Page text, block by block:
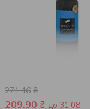
271.46 ₴
209.90 ₴ до 31.08